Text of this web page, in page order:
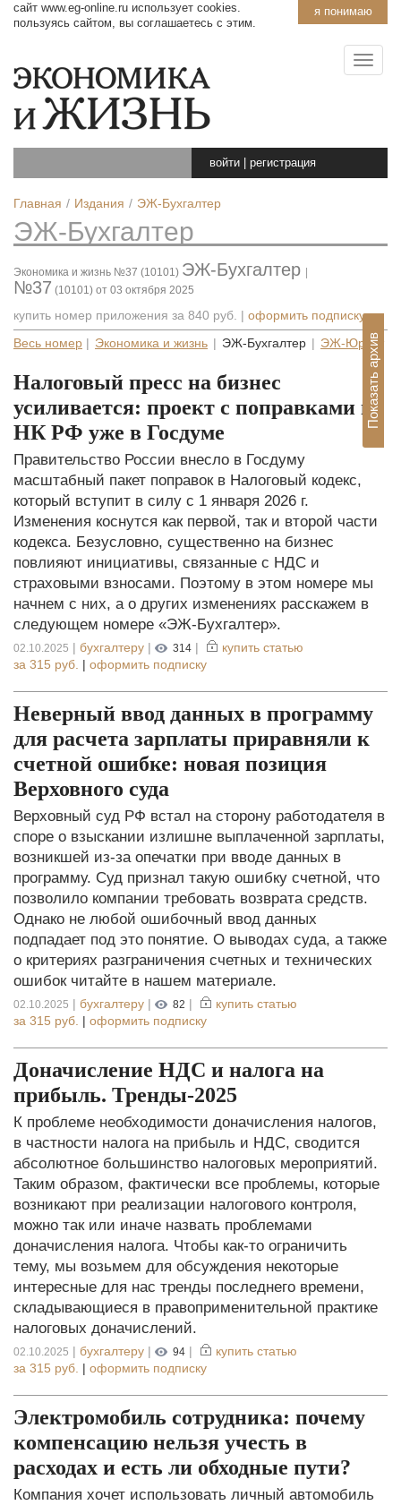
я понимаю
сайт www.eg-online.ru использует cookies.
пользуясь сайтом, вы соглашаетесь с этим.
войти регистрация
Главная Издания ЭЖ-Бухгалтер
ЭЖ-Бухгалтер
Экономика и жизнь №37 (10101) ЭЖ-Бухгалтер
№37 (10101) от 03 октября 2025
купить номер приложения за 840 руб. | оформить подписку
Весь номер Экономика и жизнь ЭЖ-Бухгалтер ЭЖ-Юрист
Показать архив
Налоговый пресс на бизнес
усиливается: проект с поправками в
НК РФ уже в Госдуме
Правительство России внесло в Госдуму
масштабный пакет поправок в Налоговый кодекс,
который вступит в силу с 1 января 2026 г.
Изменения коснутся как первой, так и второй части
кодекса. Безусловно, существенно на бизнес
повлияют инициативы, связанные с НДС и
страховыми взносами. Поэтому в этом номере мы
начнем с них, а о других изменениях расскажем в
следующем номере «ЭЖ-Бухгалтер».
02.10.2025 | бухгалтеру | 314 |
купить статью
за 315 руб. | оформить подписку
Неверный ввод данных в программу
для расчета зарплаты приравняли к
счетной ошибке: новая позиция
Верховного суда
Верховный суд РФ встал на сторону работодателя в
споре о взыскании излишне выплаченной зарплаты,
возникшей из-за опечатки при вводе данных в
программу. Суд признал такую ошибку счетной, что
позволило компании требовать возврата средств.
Однако не любой ошибочный ввод данных
подпадает под это понятие. О выводах суда, а также
о критериях разграничения счетных и технических
ошибок читайте в нашем материале.
02.10.2025 | бухгалтеру | 82 |
купить статью
за 315 руб. | оформить подписку
Доначисление НДС и налога на
прибыль. Тренды-2025
К проблеме необходимости доначисления налогов,
в частности налога на прибыль и НДС, сводится
абсолютное большинство налоговых мероприятий.
Таким образом, фактически все проблемы, которые
возникают при реализации налогового контроля,
можно так или иначе назвать проблемами
доначисления налога. Чтобы как-то ограничить
тему, мы возьмем для обсуждения некоторые
интересные для нас тренды последнего времени,
складывающиеся в правоприменительной практике
налоговых доначислений.
02.10.2025 | бухгалтеру | 94 |
купить статью
за 315 руб. | оформить подписку
Электромобиль сотрудника: почему
компенсацию нельзя учесть в
расходах и есть ли обходные пути?
Компания хочет использовать личный автомобиль